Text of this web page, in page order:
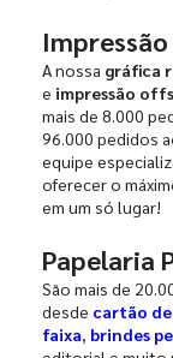
A nossa gráfica
e impressão
mais de 8.000
96.000 pedidos
equipe
oferecer o
em um só lugar!
Papelaria
São mais de
desde cartão
faixa, brindes